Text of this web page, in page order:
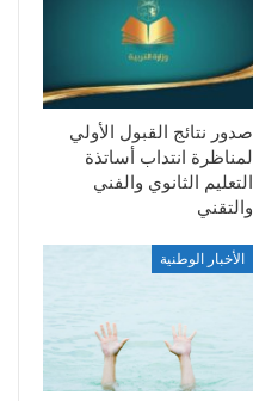
صدور نتائج القبول الأولي
لمناظرة انتداب أساتذة
التعليم الثانوي والفني
والتقني
الأخبار الوطنية